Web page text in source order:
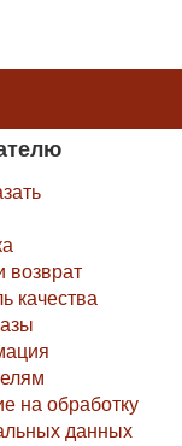
качества
на обработку
данных